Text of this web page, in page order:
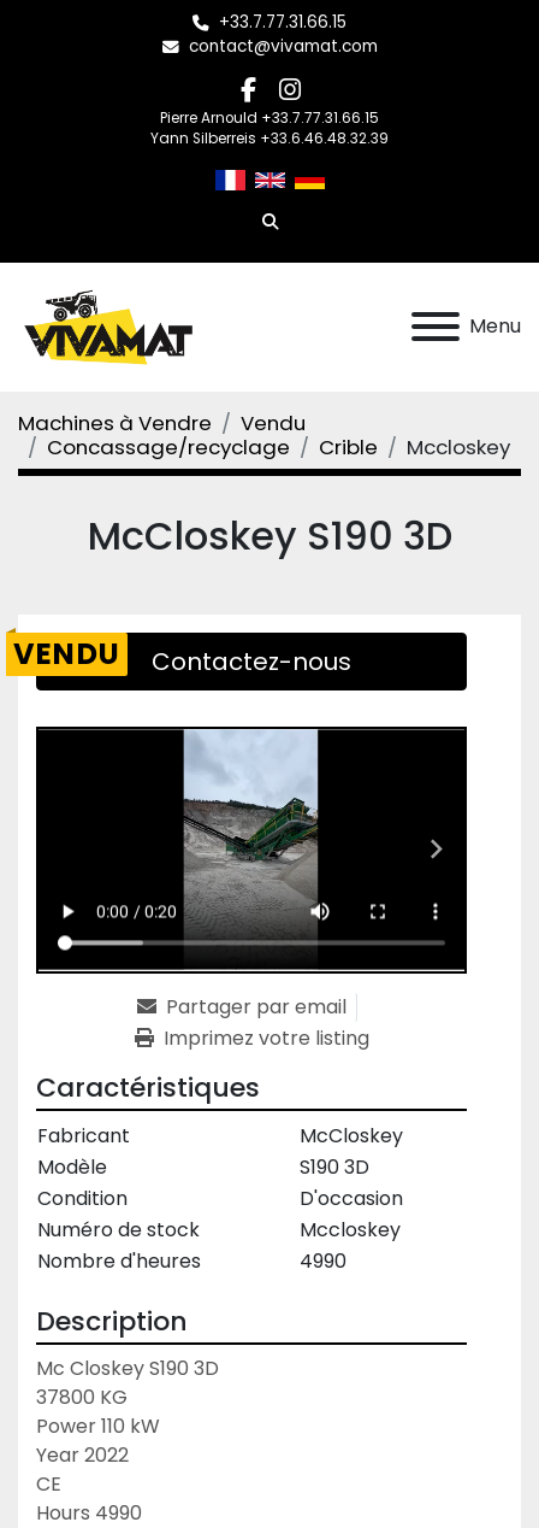
+33.7.77.31.66.15
contact@vivamat.com
facebook
instagram
Pierre Arnould +33.7.77.31.66.15
Yann Silberreis +33.6.46.48.32.39
Rechercher
Menu
Machines à Vendre
Vendu
Concassage/recyclage
Crible Mccloskey
McCloskey S190 3D
VENDU Contactez-nous
Partager par email
Imprimez votre listing
Caractéristiques
Fabricant
McCloskey
Modèle
S190 3D
Condition
D'occasion
Numéro de stock
Mccloskey
Nombre d'heures
4990
Description
Mc Closkey S190 3D
37800 KG
Power 110 kW
Year 2022
CE
Hours 4990